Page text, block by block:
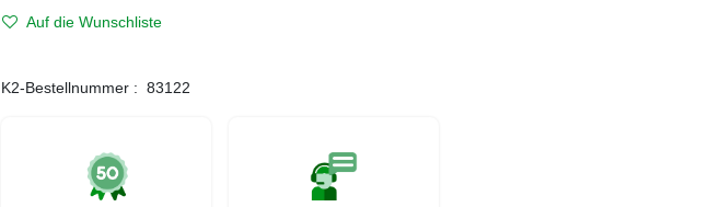
Auf die Wunschliste
K2-Bestellnummer : 83122